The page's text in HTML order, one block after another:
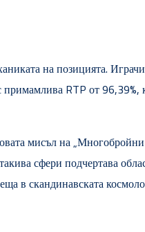
на позицията.
RTP от 96,39%,
мисъл на
сфери подчертава
в скандинавската